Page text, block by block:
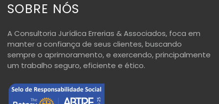
SOBRE NÓS
A Consultoria Jurídica Errerias & Associados, foca em
manter a confiança de seus clientes, buscando
sempre o aprimoramento, e exercendo, principalmente
um trabalho seguro, eficiente e ético.